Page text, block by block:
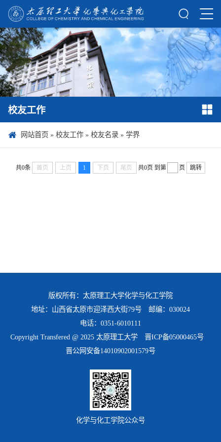
校友工作
网站首页 » 校友工作» 校友名录» 学界
共0条 首页 上页 1 下页 尾页 共0页 到第 页 跳转
版权所有：太原理工大学化学与化工学院
地址：山西省太原市迎泽西大街79号 邮编：030024
电话：0351-6010111
Copyright Transfered @ 2025 太原理工大学 晋ICP备05000465号
晋公网安备14010902001579号
化学与化工学院公众号